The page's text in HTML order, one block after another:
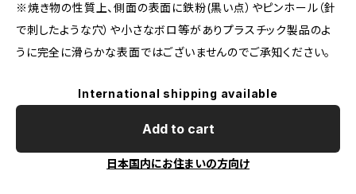
※焼き物の性質上、側面の表面に鉄粉(黒い点）やピンホール（針
で刺したような穴）や小さなボロ等がありプラスチック製品のよ
うに完全に滑らかな表面ではございませんのでご承知ください。
International shipping available
Add to cart
日本国内にお住まいの方向け